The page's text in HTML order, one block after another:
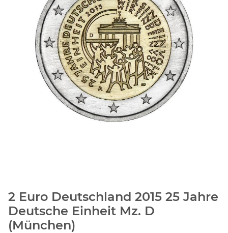
2 Euro Deutschland 2015 25 Jahre
Deutsche Einheit Mz. D
(München)